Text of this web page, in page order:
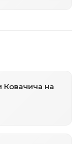
Ковачича на